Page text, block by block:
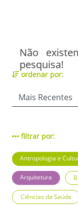
Não
pesquisa!
ordenar por:
filtrar por:
Antropologia e
Arquitetura
Ciências da Saúde